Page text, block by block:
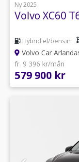
Ny 2025
Volvo XC60
Hybrid el/bensin
Volvo Car
fr. 9 396 kr/mån
579 900 kr